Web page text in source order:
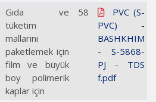
Gıda ve
tüketim
mallarını
paketlemek için
film ve büyük
boy polimerik
kaplar için
58
PVC (S-
PVC) -
BASHKHIM
- S-5868-
PJ - TDS
f.pdf